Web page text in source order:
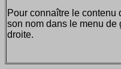
Pour connaître le contenu
son nom dans le menu de
droite.